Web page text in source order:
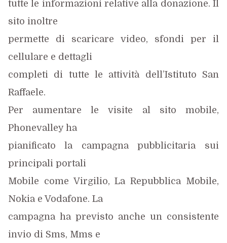
tutte le informazioni relative alla donazione. Il
sito inoltre
permette di scaricare video, sfondi per il
cellulare e dettagli
completi di tutte le attività dell’Istituto San
Raffaele.
Per aumentare le visite al sito mobile,
Phonevalley ha
pianificato la campagna pubblicitaria sui
principali portali
Mobile come Virgilio, La Repubblica Mobile,
Nokia e Vodafone. La
campagna ha previsto anche un consistente
invio di Sms, Mms e